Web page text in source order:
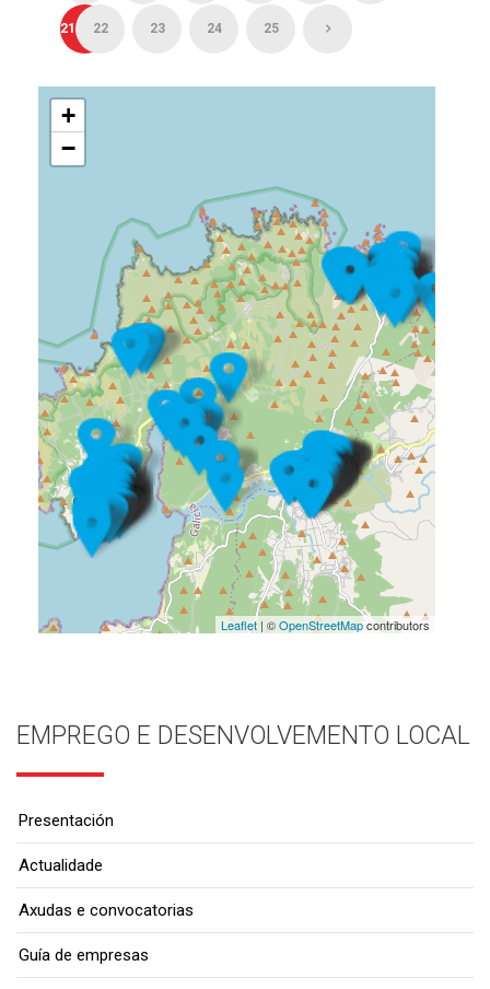
21 22 23 24 25
+
−
Leaflet| ©OpenStreetMapcontributors
EMPREGO E DESENVOLVEMENTO LOCAL
Presentación
Actualidade
Axudas e convocatorias
Guía de empresas